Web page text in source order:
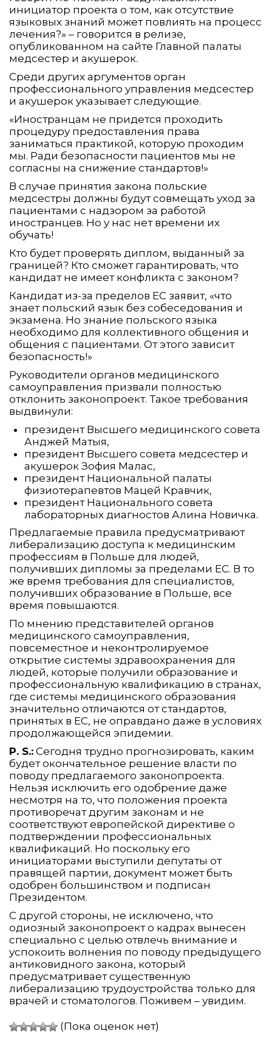
инициатор проекта о том, как отсутствие
языковых знаний может повлиять на процесс
лечения?» – говорится в релизе,
опубликованном на сайте Главной палаты
медсестер и акушерок.
Среди других аргументов орган
профессионального управления медсестер
и акушерок указывает следующие.
«Иностранцам не придется проходить
процедуру предоставления права
заниматься практикой, которую проходим
мы. Ради безопасности пациентов мы не
согласны на снижение стандартов!»
В случае принятия закона польские
медсестры должны будут совмещать уход за
пациентами с надзором за работой
иностранцев. Но у нас нет времени их
обучать!
Кто будет проверять диплом, выданный за
границей? Кто сможет гарантировать, что
кандидат не имеет конфликта с законом?
Кандидат из-за пределов ЕС заявит, «что
знает польский язык без собеседования и
экзамена. Но знание польского языка
необходимо для коллективного общения и
общения с пациентами. От этого зависит
безопасность!»
Руководители органов медицинского
самоуправления призвали полностью
отклонить законопроект. Такое требования
выдвинули:
президент Высшего медицинского совета
Анджей Матыя,
президент Высшего совета медсестер и
акушерок Зофия Малас,
президент Национальной палаты
физиотерапевтов Мацей Кравчик,
президент Национального совета
лабораторных диагностов Алина Новичка.
Предлагаемые правила предусматривают
либерализацию доступа к медицинским
профессиям в Польше для людей,
получивших дипломы за пределами ЕС. В то
же время требования для специалистов,
получивших образование в Польше, все
время повышаются.
По мнению представителей органов
медицинского самоуправления,
повсеместное и неконтролируемое
открытие системы здравоохранения для
людей, которые получили образование и
профессиональную квалификацию в странах,
где системы медицинского образования
значительно отличаются от стандартов,
принятых в ЕС, не оправдано даже в условиях
продолжающейся эпидемии.
P. S.: Сегодня трудно прогнозировать, каким
будет окончательное решение власти по
поводу предлагаемого законопроекта.
Нельзя исключить его одобрение даже
несмотря на то, что положения проекта
противоречат другим законам и не
соответствуют европейской директиве о
подтверждении профессиональных
квалификаций. Но поскольку его
инициаторами выступили депутаты от
правящей партии, документ может быть
одобрен большинством и подписан
Президентом.
С другой стороны, не исключено, что
одиозный законопроект о кадрах вынесен
специально с целью отвлечь внимание и
успокоить волнения по поводу предыдущего
антиковидного закона, который
предусматривает существенную
либерализацию трудоустройства только для
врачей и стоматологов. Поживем – увидим.
(Пока оценок нет)